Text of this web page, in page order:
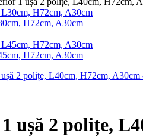
H72cm, A30cm
H72cm, A30cm
ușă 2 polițe,